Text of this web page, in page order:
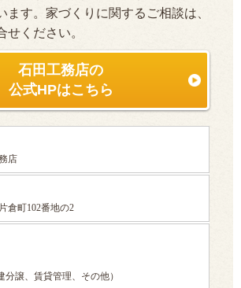
ます。家づくりに関するご相談は、
せください。
石田工務店の
公式HPはこちら
店
倉町102番地の2
分譲、賃貸管理、その他）